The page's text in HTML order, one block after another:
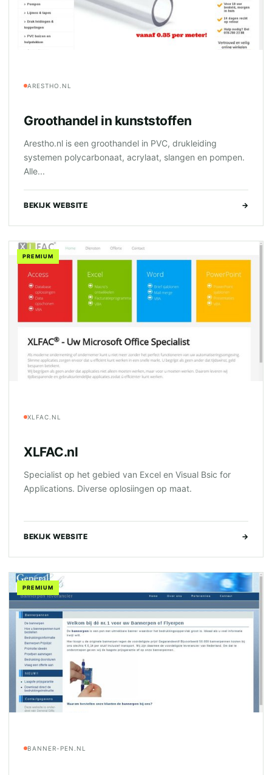
ARESTHO.NL
Groothandel in kunststoffen
Arestho.nl is een groothandel in PVC, drukleiding
systemen polycarbonaat, acrylaat, slangen en pompen.
Alle...
BEKIJK WEBSITE →
PREMIUM
XLFAC.NL
XLFAC.nl
Specialist op het gebied van Excel en Visual Bsic for
Applications. Diverse oplosiingen op maat.
BEKIJK WEBSITE →
PREMIUM
BANNER-PEN.NL